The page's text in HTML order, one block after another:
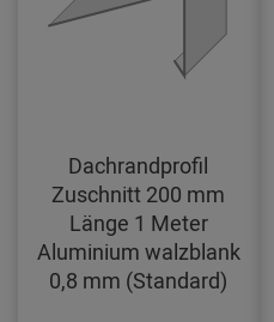
Dachrandprofil
Zuschnitt 200 mm
Länge 1 Meter
Aluminium walzblank
0,8 mm (Standard)